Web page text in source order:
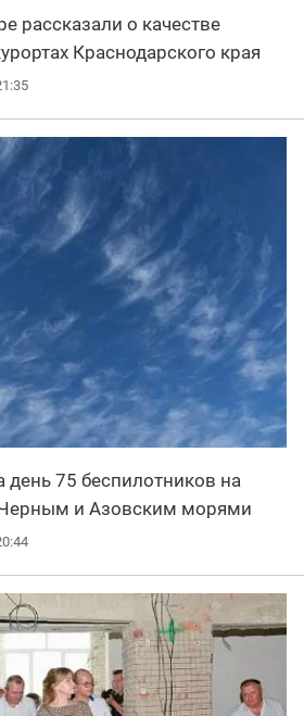
рассказали о качестве
Краснодарского края
75 беспилотников на
и Азовским морями